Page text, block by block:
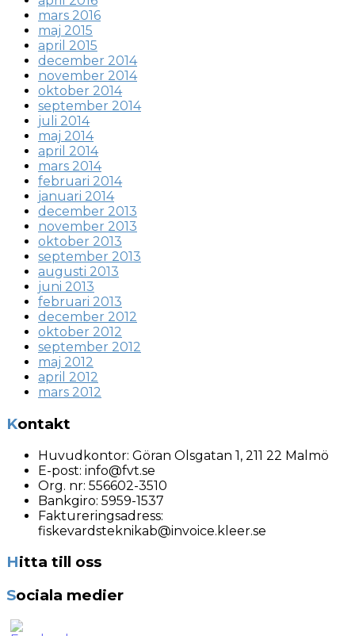
mars 2016
maj 2015
april 2015
december 2014
november 2014
oktober 2014
september 2014
juli 2014
maj 2014
april 2014
mars 2014
februari 2014
januari 2014
december 2013
november 2013
oktober 2013
september 2013
augusti 2013
juni 2013
februari 2013
december 2012
oktober 2012
september 2012
maj 2012
april 2012
mars 2012
Kontakt
Huvudkontor: Göran Olsgatan 1, 211 22 Malmö
E-post: info@fvt.se
Org. nr: 556602-3510
Bankgiro: 5959-1537
Faktureringsadress:
fiskevardsteknikab@invoice.kleer.se
Hitta till oss
Sociala medier